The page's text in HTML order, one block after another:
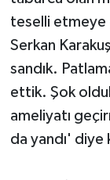
teselli etmeye
Serkan
sandık.
ettik. Şok
ameliyatı
da yandı' diye
Turizm
ÜLKE
YAŞAM
YEREL